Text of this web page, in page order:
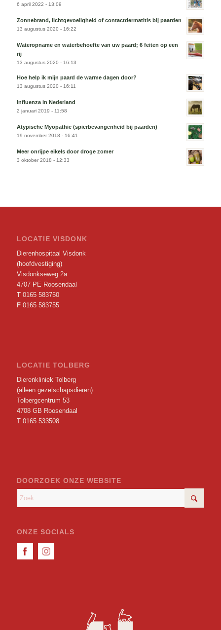
6 april 2022 - 13:09
Zonnebrand, lichtgevoeligheid of contactdermatitis bij paarden
13 augustus 2020 - 16:22
Wateropname en waterbehoefte van uw paard; 6 feiten op een
rij
13 augustus 2020 - 16:13
Hoe help ik mijn paard de warme dagen door?
13 augustus 2020 - 16:11
Influenza in Nederland
2 januari 2019 - 11:58
Atypische Myopathie (spierbevangenheid bij paarden)
19 november 2018 - 16:41
Meer onrijpe eikels door droge zomer
3 oktober 2018 - 12:33
LOCATIE VISDONK
Dierenhospitaal Visdonk
(hoofdvestiging)
Visdonkseweg 2a
4707 PE Roosendaal
T 0165 583750
F 0165 583755
LOCATIE TOLBERG
Dierenkliniek Tolberg
(alleen gezelschapsdieren)
Tolbergcentrum 53
4708 GB Roosendaal
T 0165 533508
DOORZOEK ONZE WEBSITE
ONZE SOCIALS